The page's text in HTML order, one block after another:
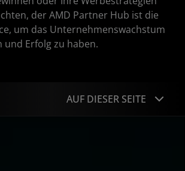
der AMD Partner Hub ist die
um das Unternehmenswachstum
Erfolg zu haben.
AUF DIESER SEITE